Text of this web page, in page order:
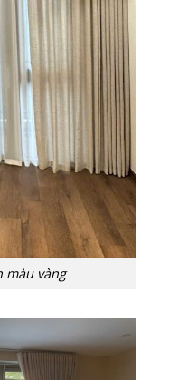
màu vàng